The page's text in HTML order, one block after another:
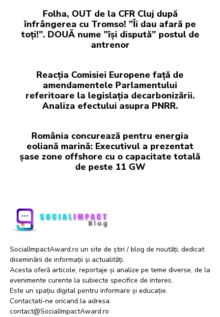
Folha, OUT de la CFR Cluj după
înfrângerea cu Tromso! ”Îi dau afară pe
toți!”. DOUĂ nume ”își dispută” postul de
antrenor
Reacția Comisiei Europene față de
amendamentele Parlamentului
referitoare la legislația decarbonizării.
Analiza efectului asupra PNRR.
România concurează pentru energia
eoliană marină: Executivul a prezentat
șase zone offshore cu o capacitate totală
de peste 11 GW
SocialImpactAward.ro un site de știri / blog de noutăți, dedicat
diseminării de informații și actualități.
Acesta oferă articole, reportaje și analize pe teme diverse, de la
evenimente curente la subiecte specifice de interes.
Este un spațiu digital pentru informare și educație.
Contactati-ne oricand la adresa:
contact@SocialImpactAward.ro